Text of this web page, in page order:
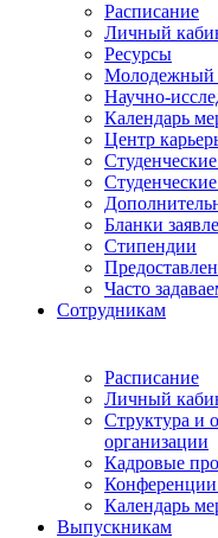
Расписание
Личный
Ресурсы
Молодежный
Научно-
Календарь
Центр
Бланки
Стипендии
Часто
Сотрудникам
Расписание
Личный
Структура и
организации
Кадровые
Календарь
Выпускникам